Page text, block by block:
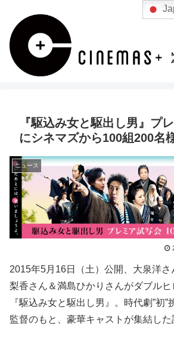
『駆込み女と駆出し男』プ
にシネマズから100組200名
ニュース
2015年5月16日（土）公開、大泉洋
梨香さん＆満島ひかりさんがダブル
『駆込み女と駆出し男』。時代劇”初”
監督のもと、豪華キャストが集結した